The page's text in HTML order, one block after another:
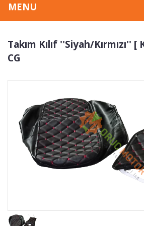
MENU
Takım Kılıf ''Siyah/Kırmızı''
CG